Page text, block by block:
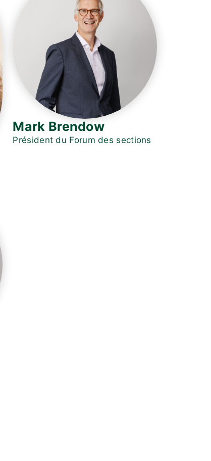
Mark Brendow
Président du Forum des sections